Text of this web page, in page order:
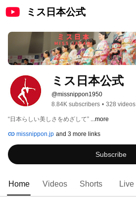
ミス日本公式
ミス日本公式
@missnippon1950
8.84K subscribers • 328 videos
“日本らしい美しさをめざして” ...more
missnippon.jp and 3 more links
Subscribe
Home Videos Shorts Live